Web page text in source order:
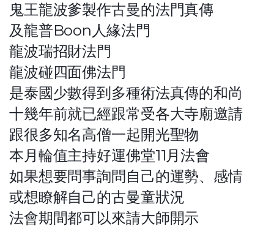
鬼王龍波爹製作古曼的法門真傳
及龍普Boon人緣法門
龍波瑞招財法門
龍波碰四面佛法門
是泰國少數得到多種術法真傳的和尚
十幾年前就已經跟常受各大寺廟邀請
跟很多知名高僧一起開光聖物
本月輪值主持好運佛堂11月法會
如果想要問事詢問自己的運勢、感情
或想瞭解自己的古曼童狀況
法會期間都可以來請大師開示